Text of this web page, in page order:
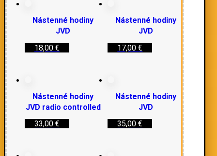
Nástenné hodiny
JVD
18,00 €
Nástenné hodiny
JVD
17,00€
Nástenné hodiny
JVD radio controlled
33,00 €
Nástenné hodiny
JVD
35,00€